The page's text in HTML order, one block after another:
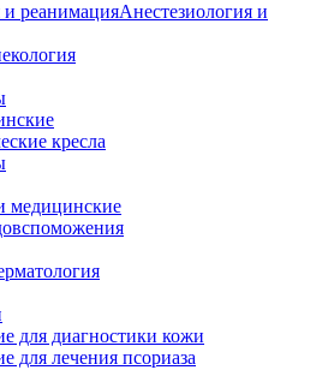
Анестезиология и
кресла
медицинские
для диагностики кожи
для лечения псориаза